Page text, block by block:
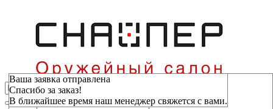
Зарезервировать
Фамилия*
Имя*
Ваша заявка отправлена
Спасибо за заказ!
В ближайшее время наш менеджер свяжется с вами.